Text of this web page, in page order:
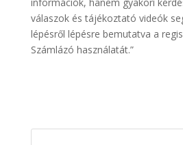
válaszok és tájékoztató videók
lépésről lépésre bemutatva a
Számlázó használatát.”